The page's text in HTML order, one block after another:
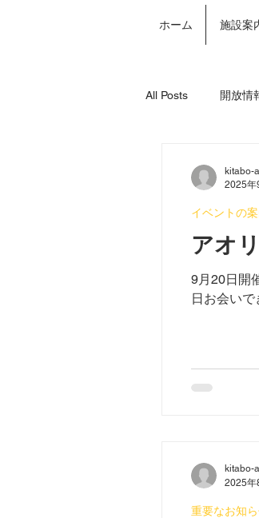
ホーム 施設案
All Posts 開放情
アオ
9月20日開
日お会い
イベントの
kitabo-
2025年
重要なお知
kitabo-
2025年